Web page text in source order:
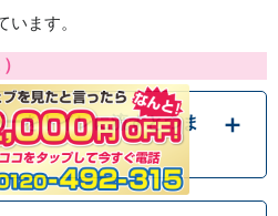
います。
をトイレに流すとつま
ーはトイレに流す前提に作ら